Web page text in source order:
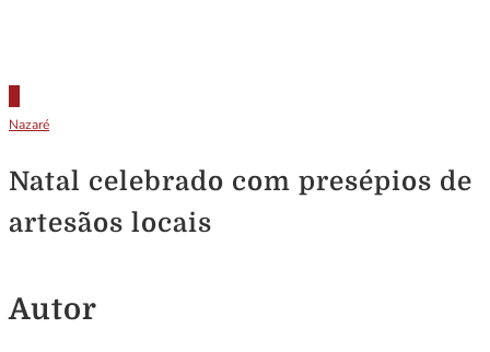
Nazaré
Natal celebrado com presépios de
artesãos locais
Autor